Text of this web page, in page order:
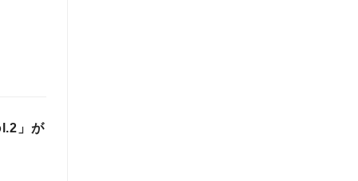
」が